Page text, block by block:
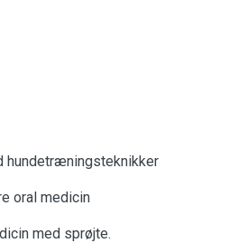
hundetræningsteknikker
oral medicin
med sprøjte.